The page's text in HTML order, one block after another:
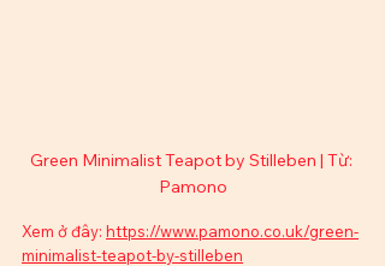
Green Minimalist Teapot by Stilleben | Từ:
Pamono
Xem ở đây: https://www.pamono.co.uk/green-
minimalist-teapot-by-stilleben